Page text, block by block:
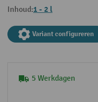
Inhoud:1 - 2 l
Variant configureren
5 Werkdagen